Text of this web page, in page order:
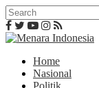
Home
Nasional
Politik